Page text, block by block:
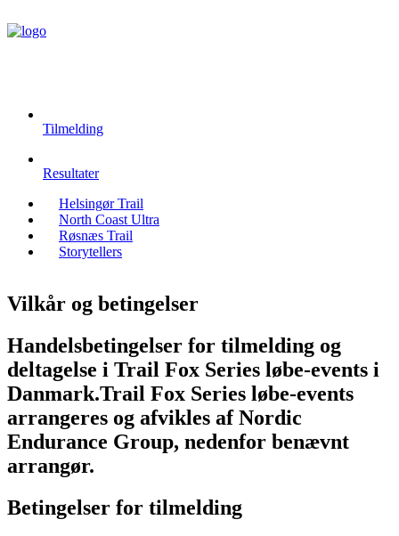
Tilmelding
Resultater
Helsingør Trail
North Coast Ultra
Røsnæs Trail
Storytellers
Vilkår og betingelser
Handelsbetingelser for tilmelding og
deltagelse i Trail Fox Series løbe-events i
Danmark.Trail Fox Series løbe-events
arrangeres og afvikles af Nordic
Endurance Group, nedenfor benævnt
arrangør.
Betingelser for tilmelding